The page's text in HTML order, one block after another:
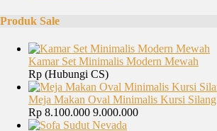
Produk Sale
Kamar Set Minimalis Modern Mewah
Rp (Hubungi CS)
Meja Makan Oval Minimalis Kursi Silang
Rp 8.100.000 9.000.000